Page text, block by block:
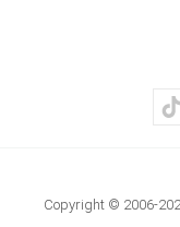
Copyright © 2006-